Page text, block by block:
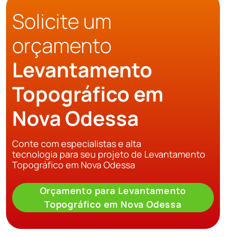
Solicite um
orçamento
Levantamento
Topográfico em
Nova Odessa
Conte com especialistas e alta
tecnologia para seu projeto de Levantamento
Topográfico em Nova Odessa
Orçamento para Levantamento
Topográfico em Nova Odessa